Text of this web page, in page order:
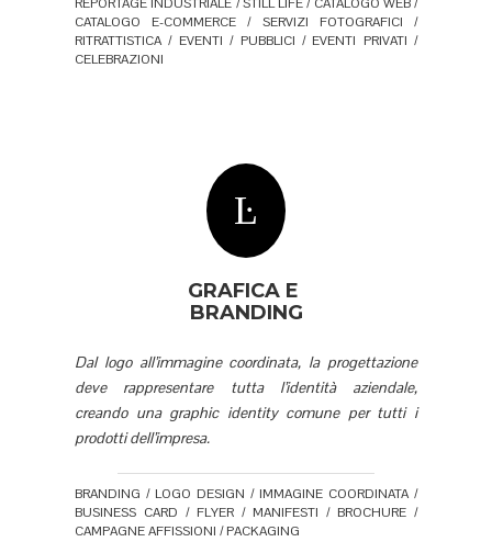
REPORTAGE INDUSTRIALE / STILL LIFE / CATALOGO WEB /
CATALOGO E-COMMERCE / SERVIZI FOTOGRAFICI /
RITRATTISTICA / EVENTI / PUBBLICI / EVENTI PRIVATI /
CELEBRAZIONI
GRAFICA E
BRANDING
Dal logo all’immagine coordinata, la progettazione
deve rappresentare tutta l’identità aziendale,
creando una graphic identity comune per tutti i
prodotti dell’impresa.
BRANDING / LOGO DESIGN / IMMAGINE COORDINATA /
BUSINESS CARD / FLYER / MANIFESTI / BROCHURE /
CAMPAGNE AFFISSIONI / PACKAGING